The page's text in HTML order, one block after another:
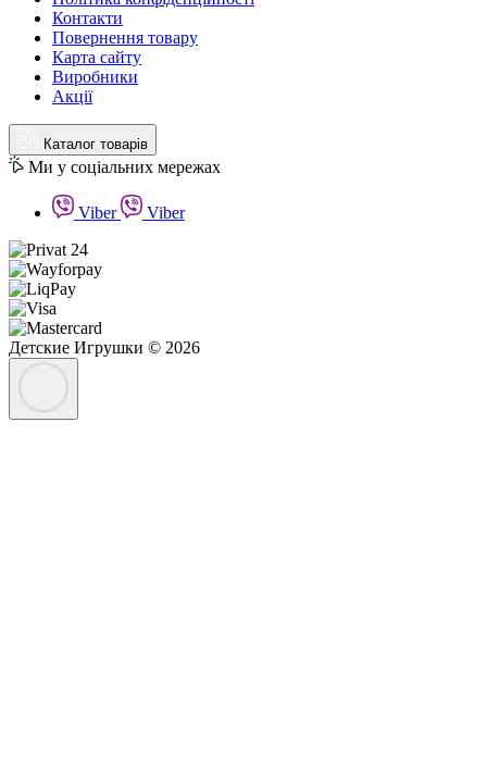
Контакти
Повернення товару
Карта сайту
Виробники
Акції
Каталог товарів
Ми у соціальних мережах
Viber Viber
Детские Игрушки © 2026